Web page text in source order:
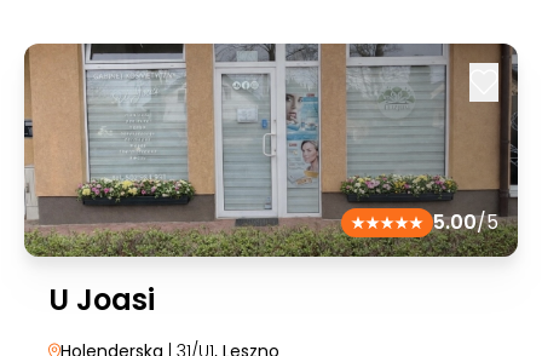
5.00/5
U Joasi
Holenderska | 31/U1, Leszno